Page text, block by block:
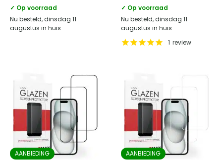
✓ Op voorraad
Nu besteld, dinsdag 11
augustus in huis
✓ Op voorraad
Nu besteld, dinsdag 11
augustus in huis
1 review
AANBIEDING AANBIEDING